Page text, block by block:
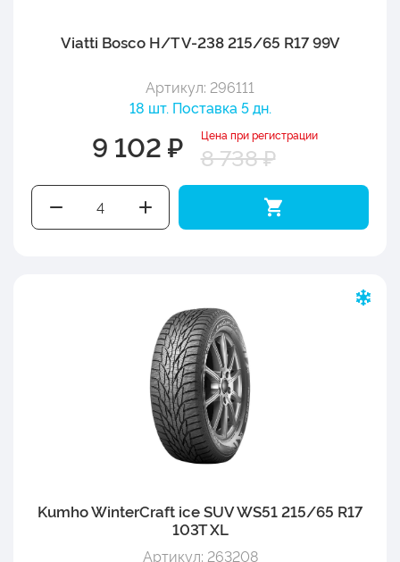
Viatti Bosco H/T V-238 215/65 R17 99V
Артикул: 296111
18 шт. Поставка 5 дн.
9 102 ₽ Цена при регистрации
8 738 ₽
Kumho WinterCraft ice SUV WS51 215/65 R17
103T XL
Артикул: 263208